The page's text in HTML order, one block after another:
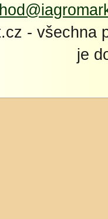
- všechna
je